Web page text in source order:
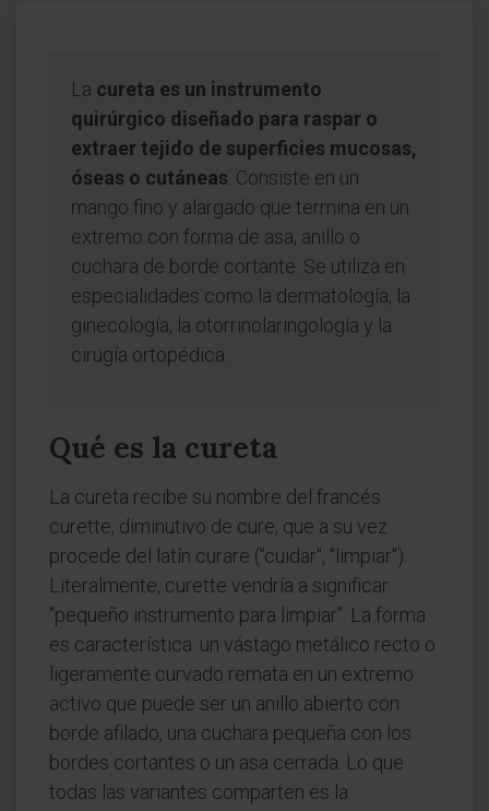
La cureta es un instrumento
quirúrgico diseñado para raspar o
extraer tejido de superficies mucosas,
óseas o cutáneas . Consiste en un
mango fino y alargado que termina en un
extremo con forma de asa, anillo o
cuchara de borde cortante. Se utiliza en
especialidades como la dermatología, la
ginecología, la otorrinolaringología y la
cirugía ortopédica.
Qué es la cureta
La cureta recibe su nombre del francés
curette, diminutivo de cure, que a su vez
procede del latín curare ("cuidar", "limpiar").
Literalmente, curette vendría a significar
"pequeño instrumento para limpiar". La forma
es característica: un vástago metálico recto o
ligeramente curvado remata en un extremo
activo que puede ser un anillo abierto con
borde afilado, una cuchara pequeña con los
bordes cortantes o un asa cerrada. Lo que
todas las variantes comparten es la